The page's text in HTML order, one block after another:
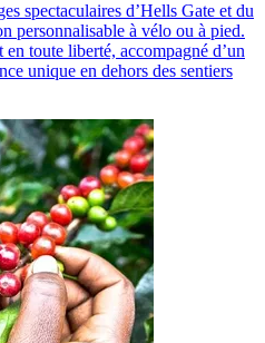
spectaculaires d’Hells Gate et du
personnalisable à vélo ou à pied.
toute liberté, accompagné d’un
unique en dehors des sentiers